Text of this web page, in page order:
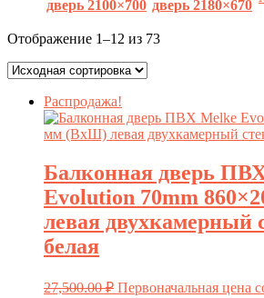
дверь 2100×700 дверь 2180×670
Отображение 1–12 из 73
Распродажа!
Балконная дверь
Evolution 70mm
левая двухкамерный
белая
27,500.00₽ Первоначальная цена